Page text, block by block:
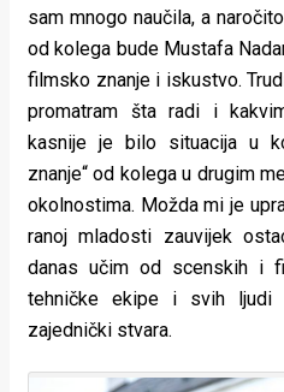
sam mnogo naučila, a
od kolega bude Mustafa
filmsko znanje i iskustvo.
promatram šta radi i
kasnije je bilo situacija u
znanje“ od kolega u drugim
okolnostima. Možda mi je
ranoj mladosti zauvijek
danas učim od scenskih i
tehničke ekipe i svih
zajednički stvara.